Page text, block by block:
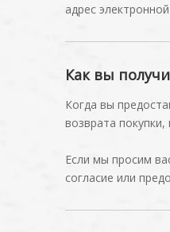
адрес
Как вы
Когда вы
возврата
Если мы просим
согласие или